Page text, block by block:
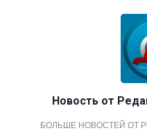
Новость от
БОЛЬШЕ НОВОСТЕЙ ОТ